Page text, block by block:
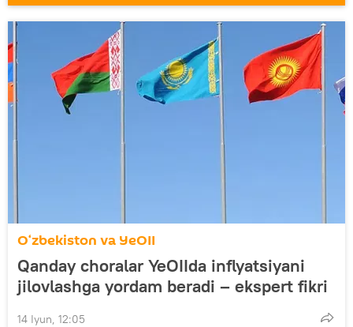
O‘zbekiston va YeOII
Qanday choralar YeOIIda inflyatsiyani
jilovlashga yordam beradi – ekspert fikri
14 Iyun, 12:05